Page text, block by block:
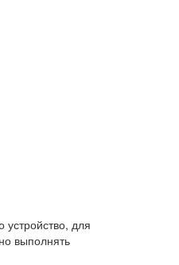
для
выполнять